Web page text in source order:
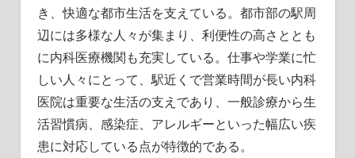
き、快適な都市生活を支えている。都市部の駅周
辺には多様な人々が集まり、利便性の高さととも
に内科医療機関も充実している。仕事や学業に忙
しい人々にとって、駅近くで営業時間が長い内科
医院は重要な生活の支えであり、一般診療から生
活習慣病、感染症、アレルギーといった幅広い疾
患に対応している点が特徴的である。